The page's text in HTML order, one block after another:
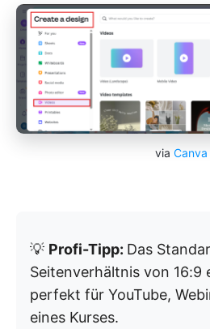
via Canva
💡 Profi-Tipp: Das
Seitenverhältnis von 16:9
perfekt für YouTube,
eines Kurses.